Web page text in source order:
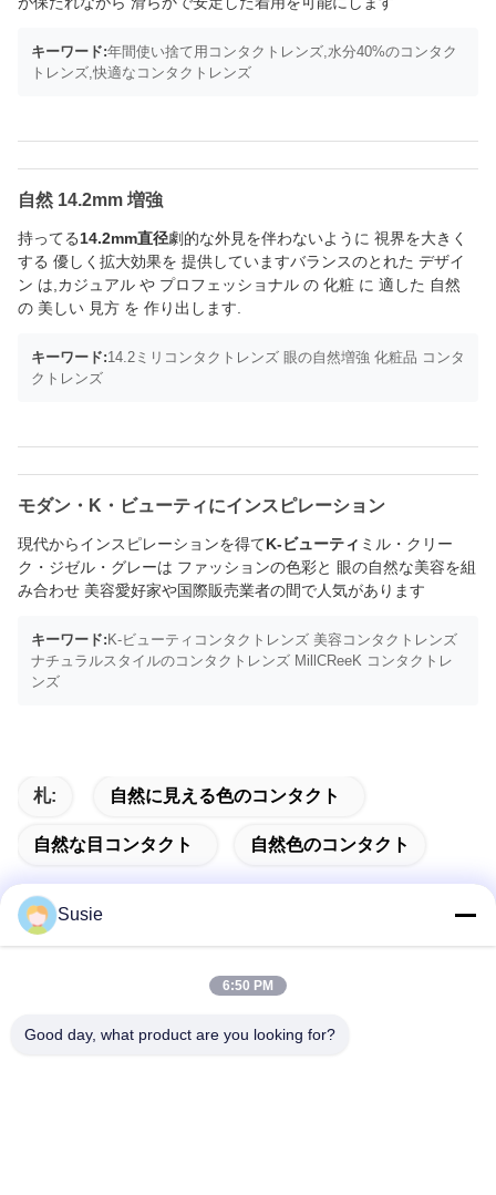
キーワード:年間使い捨て用コンタクトレンズ,水分40%のコンタク
トレンズ,快適なコンタクトレンズ
自然 14.2mm 増強
持ってる14.2mm直径劇的な外見を伴わないように 視界を大きく
する 優しく拡大効果を 提供していますバランスのとれた デザイ
ン は,カジュアル や プロフェッショナル の 化粧 に 適した 自然
の 美しい 見方 を 作り出します.
キーワード:14.2ミリコンタクトレンズ 眼の自然増強 化粧品 コンタ
クトレンズ
モダン・K・ビューティにインスピレーション
現代からインスピレーションを得てK-ビューティ ミル・クリー
ク・ジゼル・グレーは ファッションの色彩と 眼の自然な美容を組
み合わせ 美容愛好家や国際販売業者の間で人気があります
キーワード: K-ビューティコンタクトレンズ 美容コンタクトレンズ
ナチュラルスタイルのコンタクトレンズ MillCReeK コンタクトレ
ンズ
札: 自然に見える色のコンタクト
自然な目コンタクト 自然色のコンタクト
住所
Susie
6:50 PM
Good day, what product are you looking for?